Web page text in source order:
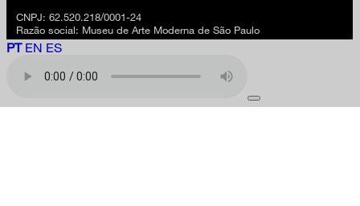
CNPJ: 62.520.218/0001-24
Razão social: Museu de Arte Moderna de São Paulo
PT EN ES